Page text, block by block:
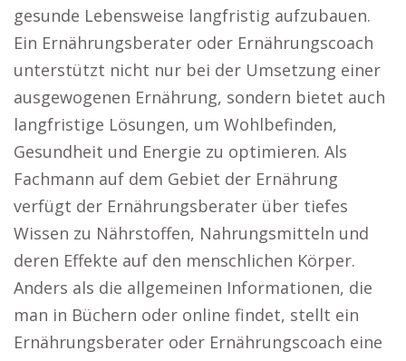
gesunde Lebensweise langfristig aufzubauen.
Ein Ernährungsberater oder Ernährungscoach
unterstützt nicht nur bei der Umsetzung einer
ausgewogenen Ernährung, sondern bietet auch
langfristige Lösungen, um Wohlbefinden,
Gesundheit und Energie zu optimieren. Als
Fachmann auf dem Gebiet der Ernährung
verfügt der Ernährungsberater über tiefes
Wissen zu Nährstoffen, Nahrungsmitteln und
deren Effekte auf den menschlichen Körper.
Anders als die allgemeinen Informationen, die
man in Büchern oder online findet, stellt ein
Ernährungsberater oder Ernährungscoach eine